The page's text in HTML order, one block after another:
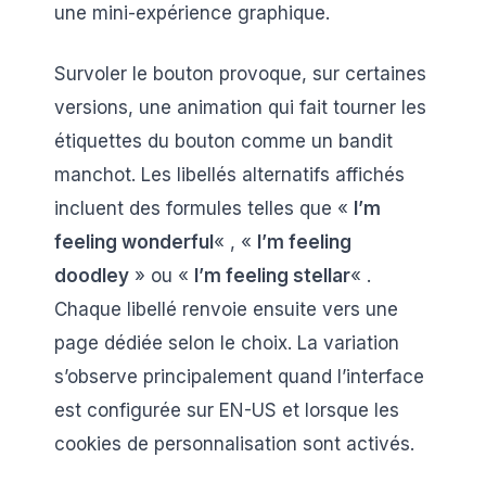
une mini-expérience graphique.
Survoler le bouton provoque, sur certaines
versions, une animation qui fait tourner les
étiquettes du bouton comme un bandit
manchot. Les libellés alternatifs affichés
incluent des formules telles que « I’m
feeling wonderful « , « I’m feeling
doodley » ou « I’m feeling stellar« .
Chaque libellé renvoie ensuite vers une
page dédiée selon le choix. La variation
s’observe principalement quand l’interface
est configurée sur EN-US et lorsque les
cookies de personnalisation sont activés.